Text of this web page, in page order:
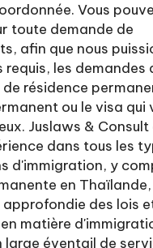
Vous
toute demande de
afin que nous
requis, les demandes
résidence
ou le visa qui
Juslaws & Consult
dans tous les
d'immigration, y
en Thaïlande,
des lois
matière
large éventail de